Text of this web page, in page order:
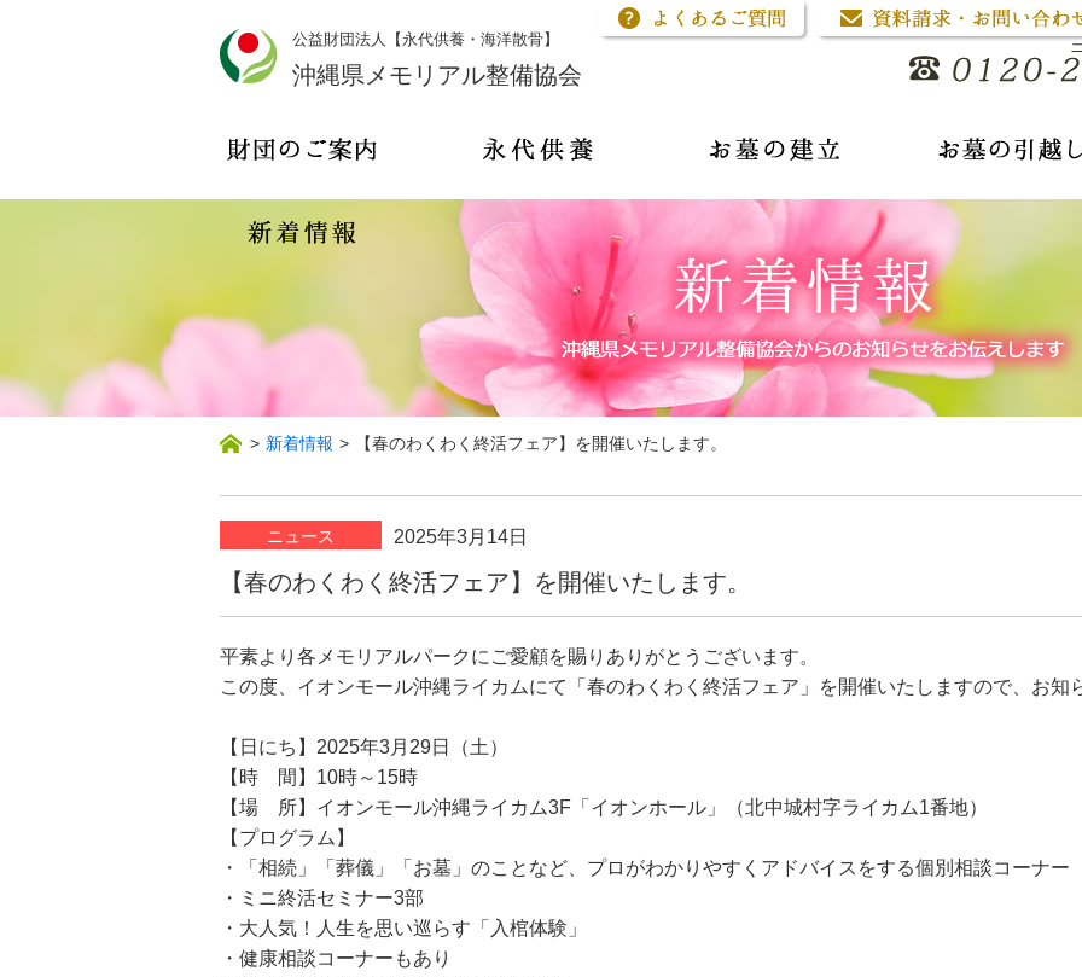
公益財団法人【永代供養・海洋散骨】
沖縄県メモリアル整備協会
> 新着情報 > 【春のわくわく終活フェア】を開催いたします。
ニュース 2025年3月14日
【春のわくわく終活フェア】を開催いたします。
平素より各メモリアルパークにご愛顧を賜りありがとうございます。
この度、イオンモール沖縄ライカムにて「春のわくわく終活フェア」を開催いたしますので、お知
【日にち】2025年3月29日（土）
【時 間】10時～15時
【場 所】イオンモール沖縄ライカム3F「イオンホール」（北中城村字ライカム1番地）
【プログラム】
・「相続」「葬儀」「お墓」のことなど、プロがわかりやすくアドバイスをする個別相談コーナー
・ミニ終活セミナー3部
・大人気！人生を思い巡らす「入棺体験」
・健康相談コーナーもあり